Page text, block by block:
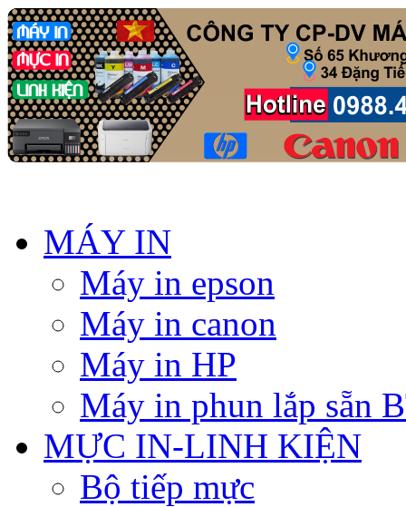
MÁY IN
Máy in epson
Máy in canon
Máy in HP
Máy in phun lắp sẵn
MỰC IN-LINH KIỆN
Bộ tiếp mực